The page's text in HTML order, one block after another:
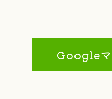
Googleマ